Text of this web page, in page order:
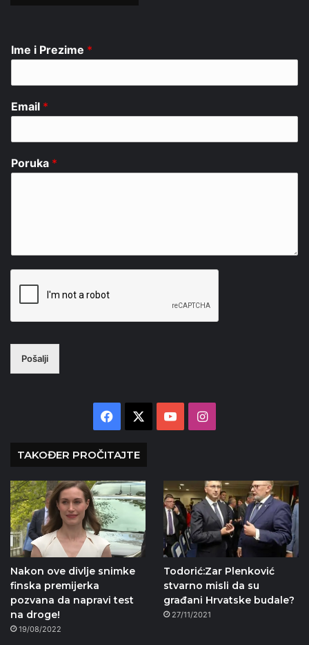
Ime i Prezime *
Email *
Poruka *
Pošalji
Facebook YouTubeInstagram
TAKOĐER PROČITAJTE
Nakon ove divlje snimke
finska premijerka
pozvana da napravi test
na droge!
19/08/2022
Todorić:Zar Plenković
stvarno misli da su
građani Hrvatske budale?
27/11/2021